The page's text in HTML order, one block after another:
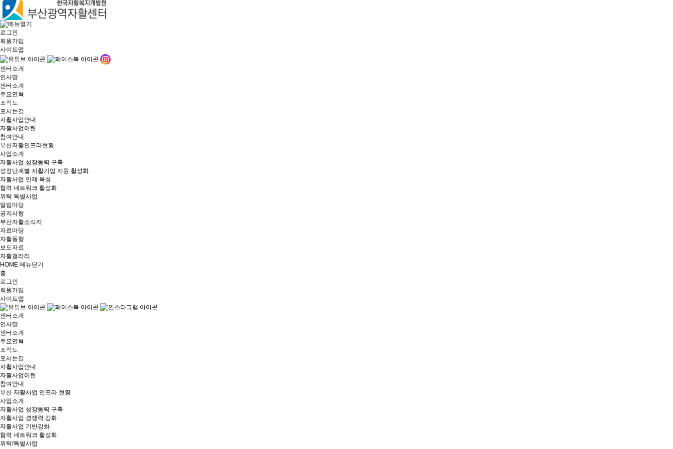
로그인
회원가입
사이트맵
센터소개
인사말
센터소개
주요연혁
조직도
오시는길
자활사업안내
자활사업이란
참여안내
부산자활인프라현황
사업소개
자활사업 성장동력 구축
성장단계별 자활기업 지원 활성화
자활사업 인재 육성
협력 네트워크 활성화
위탁 특별사업
알림마당
공지사항
부산자활소식지
자료마당
자활동향
보도자료
자활갤러리
HOME 메뉴닫기
홈
로그인
회원가입
사이트맵
센터소개
인사말
센터소개
주요연혁
조직도
오시는길
자활사업안내
자활사업이란
참여안내
부산 자활사업 인프라 현황
사업소개
자활사업 성장동력 구축
자활사업 경쟁력 강화
자활사업 기반강화
협력 네트워크 활성화
위탁/특별사업